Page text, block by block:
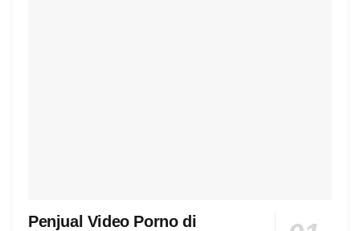
Penjual Video Porno di